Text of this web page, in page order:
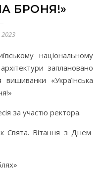
БРОНЯ!»
2023
заплановано
«Українська
за участю ректора.
Свята. Вітання з Днем